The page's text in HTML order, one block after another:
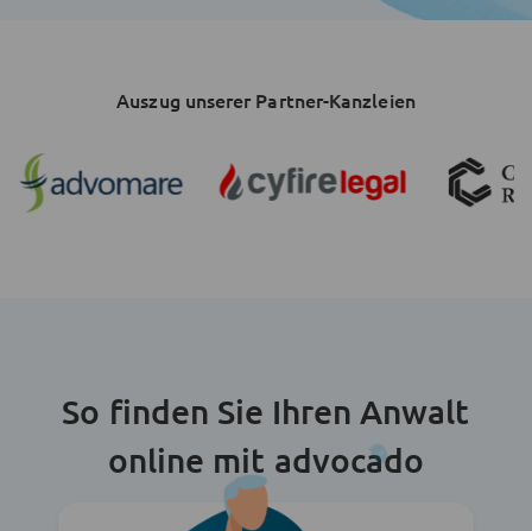
Auszug unserer Partner-Kanzleien
So finden Sie Ihren Anwalt
online mit advocado